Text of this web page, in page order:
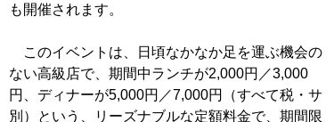
も開催されます。
このイベントは、日頃なかなか足を運ぶ機会の
ない高級店で、期間中ランチが2,000円／3,000
円、ディナーが5,000円／7,000円（すべて税・サ
別）という、リーズナブルな定額料金で、期間限